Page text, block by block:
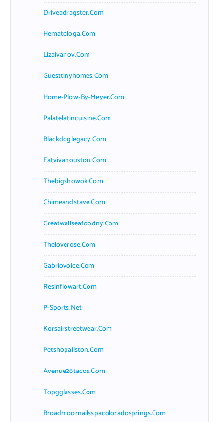
Driveadragster.com
Hematologa.com
Lizaivanov.com
Guesttinyhomes.com
Home-Plow-By-Meyer.com
Palatelatincuisine.com
Blackdoglegacy.com
Eatvivahouston.com
Thebigshowok.com
Chimeandstave.com
Greatwallseafoodny.com
Theloverose.com
Gabriovoice.com
Resinflowart.com
P-Sports.net
Korsairstreetwear.com
Petshopallston.com
Avenue26tacos.com
Topgglasses.com
Broadmoornailsspacoloradosprings.com